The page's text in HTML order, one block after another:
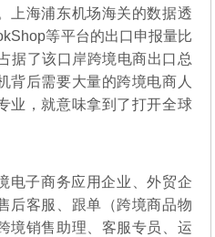
上海浦东机场海关的数据透
等平台的出口申报量比
据了该口岸跨境电商出口总
背后需要大量的跨境电商人
业，就意味拿到了打开全球
电子商务应用企业、外贸企
后客服、跟单（跨境商品物
境销售助理、客服专员、运